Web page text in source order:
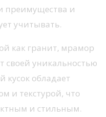
преимущества и
учитывать.
как гранит, мрамор
своей уникальностью
кусок обладает
и текстурой, что
и стильным.